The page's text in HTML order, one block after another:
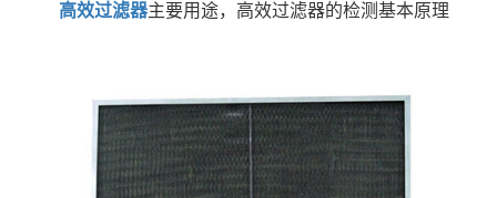
高效过滤器主要用途，高效过滤器的检测基本原理